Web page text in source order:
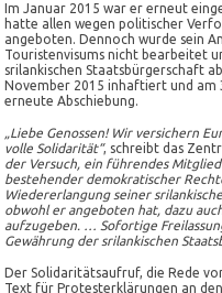
Im Januar 2015 war er erneut
hatte allen wegen politischer
angeboten. Dennoch wurde sein
Touristenvisums nicht bearbeitet
srilankischen Staatsbürgerschaft
November 2015 inhaftiert und
erneute Abschiebung.
„Liebe Genossen! Wir versichern
volle Solidarität“, schreibt das
der Versuch, ein führendes
bestehender demokratischer
Wiedererlangung seiner
obwohl er angeboten hat, dazu
aufzugeben. … Sofortige
Gewährung der srilankischen
Der Solidaritätsaufruf, die Rede
Text für Protesterklärungen an